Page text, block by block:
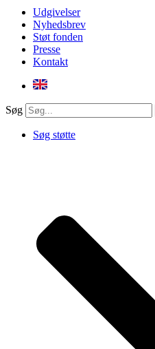
Udgivelser
Nyhedsbrev
Støt fonden
Presse
Kontakt
Søg
Søg støtte